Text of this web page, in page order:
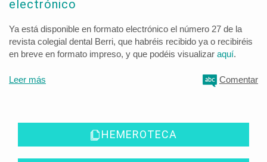
electrónico
Ya está disponible en formato electrónico el número 27 de la
revista colegial dental Berri, que habréis recibido ya o recibiréis
en breve en formato impreso, y que podéis visualizar aquí.
Leer más Comentar
HEMEROTECA